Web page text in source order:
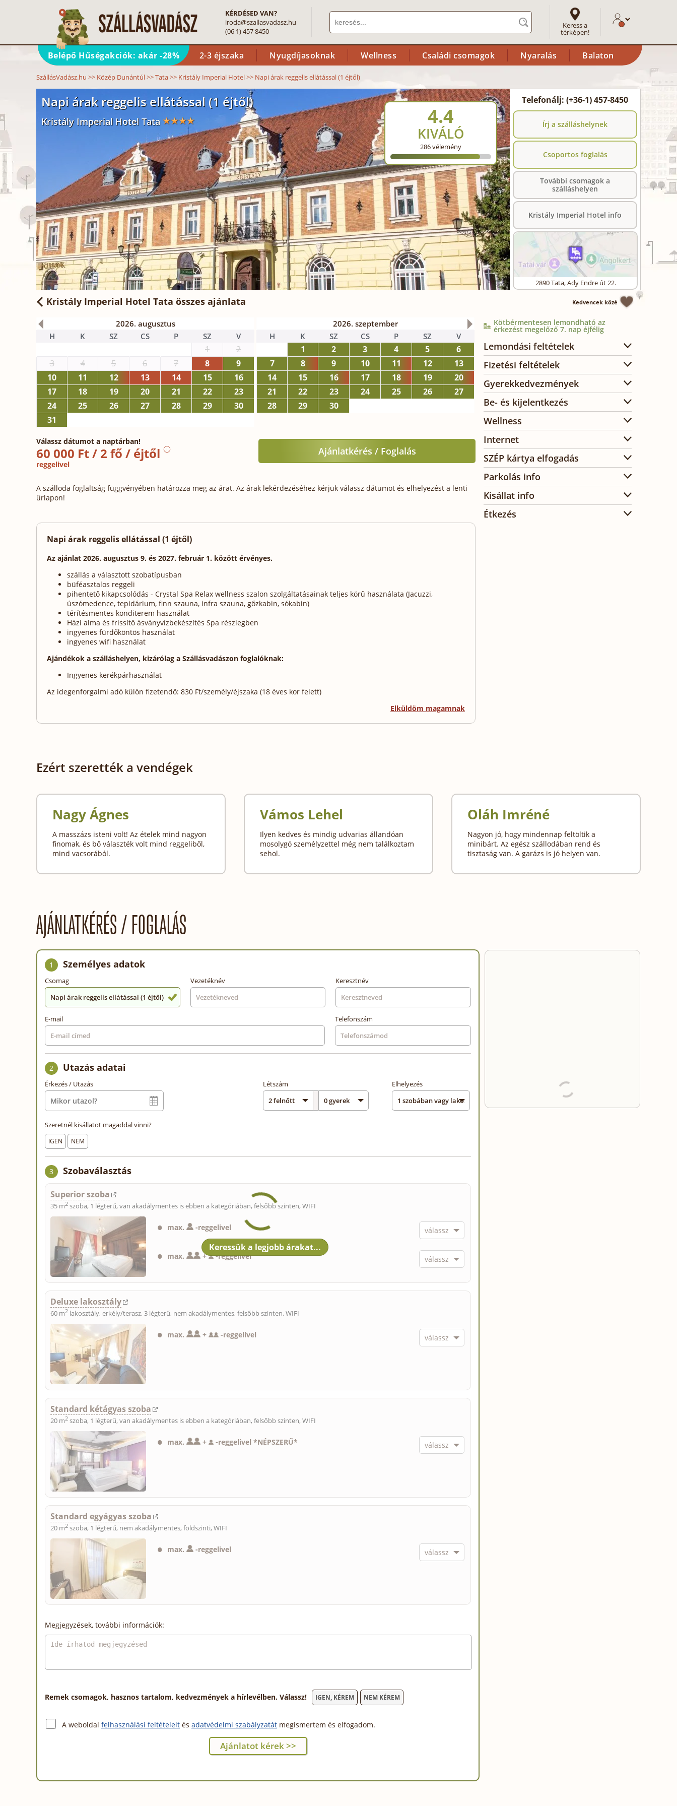
KÉRDÉSED VAN?
iroda@szallasvadasz.hu
(06 1) 457 8450
Keress a
térképen!
Belépő Hűségakciók: akár -28% 2-3 éjszaka Nyugdíjasoknak Wellness Családi csomagok Nyaralás Balaton
SzállásVadász.hu >> Közép Dunántúl>>Tata>> Kristály Imperial Hotel>> Napi árak reggelis ellátással (1 éjtől)
Napi árak reggelis ellátással (1 éjtől)
Kristály Imperial Hotel Tata 4.4
KIVÁLÓ
286vélemény
Telefonálj: (+36-1) 457-8450
Írj a szálláshelynek
Csoportos foglalás
További csomagok a
szálláshelyen
Kristály Imperial Hotel info
2890Tata,Ady Endre út 22.
Kristály Imperial Hotel Tata összes ajánlata Kedvencek közé
2026. augusztus
H
K SZ CS P SZ V
1
2
3
4 5 6 7 8
9
10
11 12 13 14 15
16
17
18 19 20 21 22
23
24
25 26 27 28 29
30
31
2026. szeptember
H
K SZ CS P SZ V
1 2 3 4 5
6
7
8 9 10 11 12
13
14
15 16 17 18 19
20
21
22 23 24 25 26
27
28
29 30
2026. október
CS
5
6 7
12
13 14 15 16
19
20 21 22 23
26
27 28
Válassz dátumot a naptárban!
60 000 Ft / 2 fő / éjtől
reggelivel
Ajánlatkérés / Foglalás
A szálloda foglaltság függvényében határozza meg az árat. Az árak lekérdezéséhez kérjük válassz dátumot és elhelyezést a lenti
űrlapon!
Napi árak reggelis ellátással (1 éjtől)
Az ajánlat 2026. augusztus 9. és 2027. február 1. között érvényes.
szállás a választott szobatípusban
büféasztalos reggeli
pihentető kikapcsolódás - Crystal Spa Relax wellness szalon szolgáltatásainak teljes körű használata (Jacuzzi,
úszómedence, tepidárium, finn szauna, infra szauna, gőzkabin, sókabin)
térítésmentes konditerem használat
Házi alma és frissítő ásványvízbekészítés Spa részlegben
ingyenes fürdőköntös használat
ingyenes wifi használat
Ajándékok a szálláshelyen, kizárólag a Szállásvadászon foglalóknak:
Ingyenes kerékpárhasználat
Az idegenforgalmi adó külön fizetendő: 830 Ft/személy/éjszaka (18 éves kor felett)
Elküldöm magamnak
Kötbérmentesen lemondható az
érkezést megelőző 7. nap éjfélig
Lemondási feltételek
Fizetési feltételek
Gyerekkedvezmények
Be- és kijelentkezés
Wellness
Internet
SZÉP kártya elfogadás
Parkolás info
Kisállat info
Étkezés
Ezért szerették a vendégek
Nagy Ágnes
A masszázs isteni volt! Az ételek mind nagyon
finomak, és bő választék volt mind reggeliből,
mind vacsorából.
Vámos Lehel
Ilyen kedves és mindig udvarias állandóan
mosolygó személyzettel még nem találkoztam
sehol.
Oláh Imréné
Nagyon jó, hogy mindennap feltöltik a
minibárt. Az egész szállodában rend és
tisztaság van. A garázs is jó helyen van.
AJÁNLATKÉRÉS / FOGLALÁS
1 Személyes adatok
Csomag
Napi árak reggelis ellátással (1 éjtől)
Vezetéknév Keresztnév
E-mail Telefonszám
2 Utazás adatai
Érkezés / Utazás Létszám Elhelyezés
Szeretnél kisállatot magaddal vinni?
IGEN NEM
3 Szobaválasztás
Superior szoba
35 m2 szoba, 1 légterű, van akadálymentes is ebben a kategóriában, felsőbb szinten, WIFI
max. -reggelivel
max. + -reggelivel
Deluxe lakosztály
60 m2 lakosztály, erkély/terasz, 3 légterű, nem akadálymentes, felsőbb szinten, WIFI
max. + -reggelivel
Standard kétágyas szoba
20 m2 szoba, 1 légterű, van akadálymentes is ebben a kategóriában, felsőbb szinten, WIFI
max. + -reggelivel *NÉPSZERŰ*
Standard egyágyas szoba
20 m2 szoba, 1 légterű, nem akadálymentes, földszinti, WIFI
max. -reggelivel
Megjegyzések, további információk:
Remek csomagok, hasznos tartalom, kedvezmények a hírlevélben. Válassz! IGEN, KÉREM NEM KÉREM
A weboldal felhasználási feltételeit és adatvédelmi szabályzatát megismertem és elfogadom.